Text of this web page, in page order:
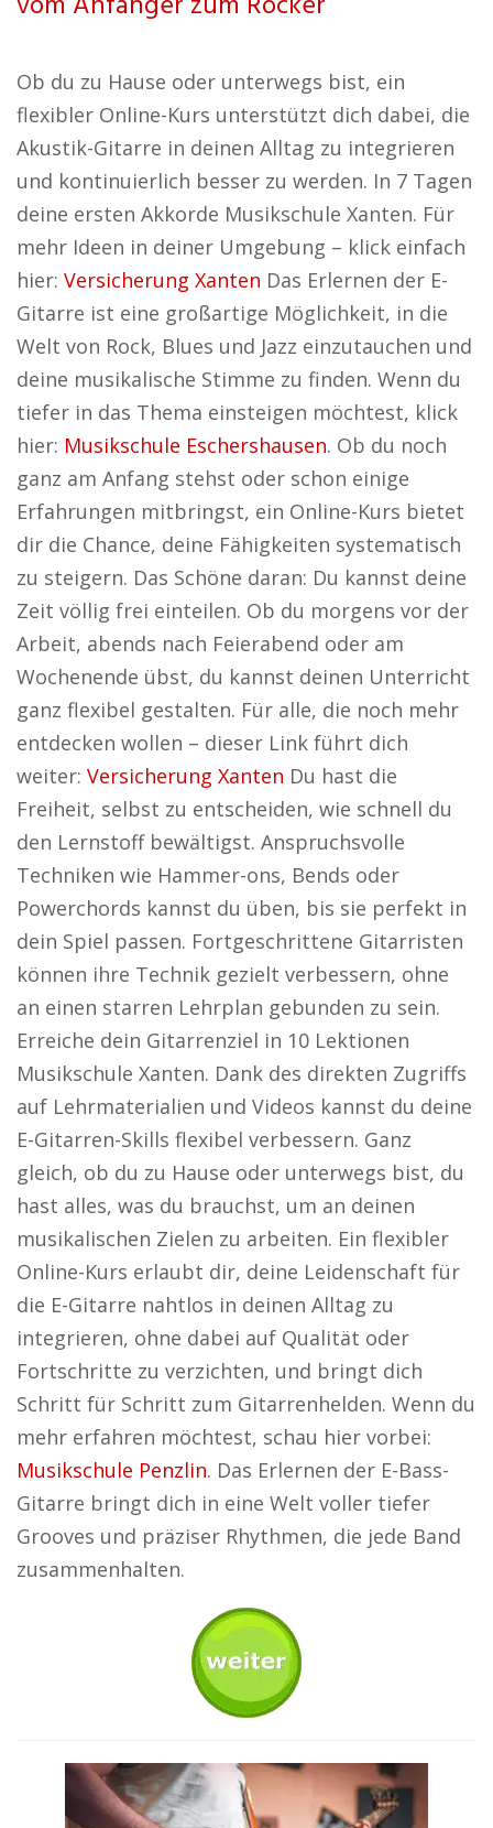
Ob du zu Hause oder unterwegs bist, ein
flexibler Online-Kurs unterstützt dich dabei, die
Akustik-Gitarre in deinen Alltag zu integrieren
und kontinuierlich besser zu werden. In 7 Tagen
deine ersten Akkorde Musikschule Xanten. Für
mehr Ideen in deiner Umgebung – klick einfach
hier: Versicherung Xanten Das Erlernen der E-
Gitarre ist eine großartige Möglichkeit, in die
Welt von Rock, Blues und Jazz einzutauchen und
deine musikalische Stimme zu finden. Wenn du
tiefer in das Thema einsteigen möchtest, klick
hier: Musikschule Eschershausen. Ob du noch
ganz am Anfang stehst oder schon einige
Erfahrungen mitbringst, ein Online-Kurs bietet
dir die Chance, deine Fähigkeiten systematisch
zu steigern. Das Schöne daran: Du kannst deine
Zeit völlig frei einteilen. Ob du morgens vor der
Arbeit, abends nach Feierabend oder am
Wochenende übst, du kannst deinen Unterricht
ganz flexibel gestalten. Für alle, die noch mehr
entdecken wollen – dieser Link führt dich
weiter: Versicherung Xanten Du hast die
Freiheit, selbst zu entscheiden, wie schnell du
den Lernstoff bewältigst. Anspruchsvolle
Techniken wie Hammer-ons, Bends oder
Powerchords kannst du üben, bis sie perfekt in
dein Spiel passen. Fortgeschrittene Gitarristen
können ihre Technik gezielt verbessern, ohne
an einen starren Lehrplan gebunden zu sein.
Erreiche dein Gitarrenziel in 10 Lektionen
Musikschule Xanten. Dank des direkten Zugriffs
auf Lehrmaterialien und Videos kannst du deine
E-Gitarren-Skills flexibel verbessern. Ganz
gleich, ob du zu Hause oder unterwegs bist, du
hast alles, was du brauchst, um an deinen
musikalischen Zielen zu arbeiten. Ein flexibler
Online-Kurs erlaubt dir, deine Leidenschaft für
die E-Gitarre nahtlos in deinen Alltag zu
integrieren, ohne dabei auf Qualität oder
Fortschritte zu verzichten, und bringt dich
Schritt für Schritt zum Gitarrenhelden. Wenn du
mehr erfahren möchtest, schau hier vorbei:
Musikschule Penzlin. Das Erlernen der E-Bass-
Gitarre bringt dich in eine Welt voller tiefer
Grooves und präziser Rhythmen, die jede Band
zusammenhalten.